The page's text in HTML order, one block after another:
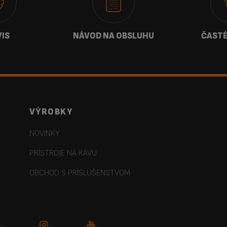
NÁVOD NA OBSLUHU
VÝROBKY
NOVINKY
PRÍSTROJE NA KÁVU
OBCHOD S PRÍSLUŠENSTVOM